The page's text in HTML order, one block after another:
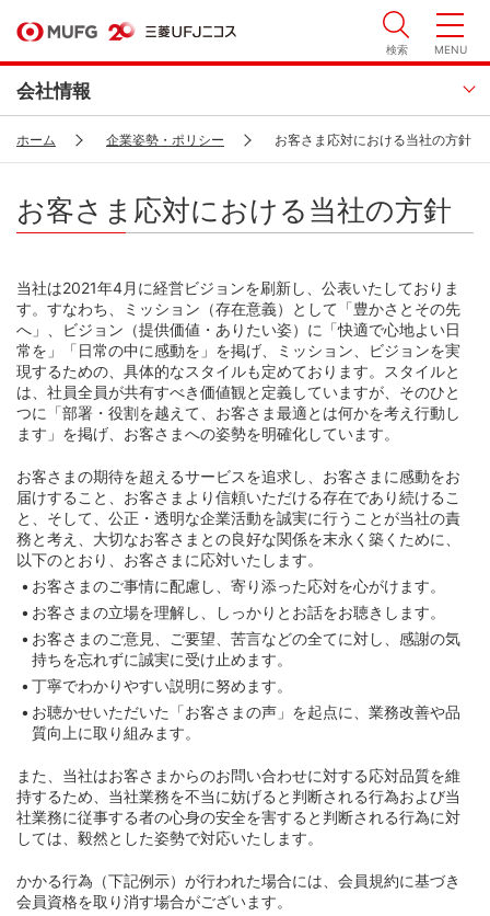
検索 MENU
会社情報
ホーム 企業姿勢・ポリシー お客さま応対における当社の方針
お客さま応対における当社の方針
当社は2021年4月に経営ビジョンを刷新し、公表いたしておりま
す。すなわち、ミッション（存在意義）として「豊かさとその先
へ」、ビジョン（提供価値・ありたい姿）に「快適で心地よい日
常を」「日常の中に感動を」を掲げ、ミッション、ビジョンを実
現するための、具体的なスタイルも定めております。スタイルと
は、社員全員が共有すべき価値観と定義していますが、そのひと
つに「部署・役割を越えて、お客さま最適とは何かを考え行動し
ます」を掲げ、お客さまへの姿勢を明確化しています。
お客さまの期待を超えるサービスを追求し、お客さまに感動をお
届けすること、お客さまより信頼いただける存在であり続けるこ
と、そして、公正・透明な企業活動を誠実に行うことが当社の責
務と考え、大切なお客さまとの良好な関係を末永く築くために、
以下のとおり、お客さまに応対いたします。
お客さまのご事情に配慮し、寄り添った応対を心がけます。
お客さまの立場を理解し、しっかりとお話をお聴きします。
お客さまのご意見、ご要望、苦言などの全てに対し、感謝の気
持ちを忘れずに誠実に受け止めます。
丁寧でわかりやすい説明に努めます。
お聴かせいただいた「お客さまの声」を起点に、業務改善や品
質向上に取り組みます。
また、当社はお客さまからのお問い合わせに対する応対品質を維
持するため、当社業務を不当に妨げると判断される行為および当
社業務に従事する者の心身の安全を害すると判断される行為に対
しては、毅然とした姿勢で対応いたします。
かかる行為（下記例示）が行われた場合には、会員規約に基づき
会員資格を取り消す場合がございます。